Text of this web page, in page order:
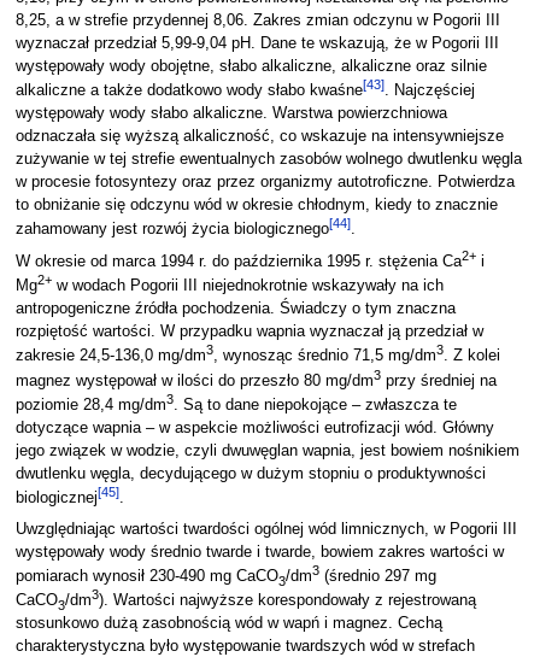
8,25, a w strefie przydennej 8,06. Zakres zmian odczynu w Pogorii III
wyznaczał przedział 5,99-9,04 pH. Dane te wskazują, że w Pogorii III
występowały wody obojętne, słabo alkaliczne, alkaliczne oraz silnie
alkaliczne a także dodatkowo wody słabo kwaśne[43]. Najczęściej
występowały wody słabo alkaliczne. Warstwa powierzchniowa
odznaczała się wyższą alkaliczność, co wskazuje na intensywniejsze
zużywanie w tej strefie ewentualnych zasobów wolnego dwutlenku węgla
w procesie fotosyntezy oraz przez organizmy autotroficzne. Potwierdza
to obniżanie się odczynu wód w okresie chłodnym, kiedy to znacznie
zahamowany jest rozwój życia biologicznego[44].
W okresie od marca 1994 r. do października 1995 r. stężenia Ca2+i
Mg2+w wodach Pogorii III niejednokrotnie wskazywały na ich
antropogeniczne źródła pochodzenia. Świadczy o tym znaczna
rozpiętość wartości. W przypadku wapnia wyznaczał ją przedział w
zakresie 24,5-136,0 mg/dm3, wynosząc średnio 71,5 mg/dm3. Z kolei
magnez występował w ilości do przeszło 80 mg/dm3przy średniej na
poziomie 28,4 mg/dm3. Są to dane niepokojące – zwłaszcza te
dotyczące wapnia – w aspekcie możliwości eutrofizacji wód. Główny
jego związek w wodzie, czyli dwuwęglan wapnia, jest bowiem nośnikiem
dwutlenku węgla, decydującego w dużym stopniu o produktywności
biologicznej[45].
Uwzględniając wartości twardości ogólnej wód limnicznych, w Pogorii III
występowały wody średnio twarde i twarde, bowiem zakres wartości w
pomiarach wynosił 230-490 mg CaCO3/dm3(średnio 297 mg
CaCO3/dm3). Wartości najwyższe korespondowały z rejestrowaną
stosunkowo dużą zasobnością wód w wapń i magnez. Cechą
charakterystyczna było występowanie twardszych wód w strefach